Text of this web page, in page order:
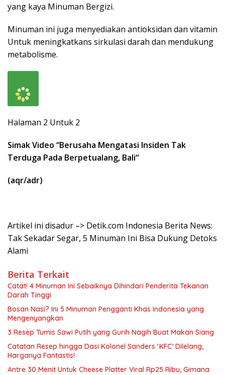
yang kaya Minuman Bergizi.
Minuman ini juga menyediakan antioksidan dan vitamin
Untuk meningkatkans sirkulasi darah dan mendukung
metabolisme.
Halaman 2 Untuk 2
Simak Video “Berusaha Mengatasi Insiden Tak
Terduga Pada Berpetualang, Bali“
(aqr/adr)
Artikel ini disadur –> Detik.com Indonesia Berita News:
Tak Sekadar Segar, 5 Minuman Ini Bisa Dukung Detoks
Alami
Berita Terkait
Catat! 4 Minuman Ini Sebaiknya Dihindari Penderita Tekanan
Darah Tinggi
Bosan Nasi? Ini 5 Minuman Pengganti Khas Indonesia yang
Mengenyangkan
3 Resep Tumis Sawi Putih yang Gurih Nagih Buat Makan Siang
Catatan Resep hingga Dasi Kolonel Sanders ‘KFC’ Dilelang,
Harganya Fantastis!
Antre 30 Menit Untuk Cheese Platter Viral Rp25 Ribu, Gimana